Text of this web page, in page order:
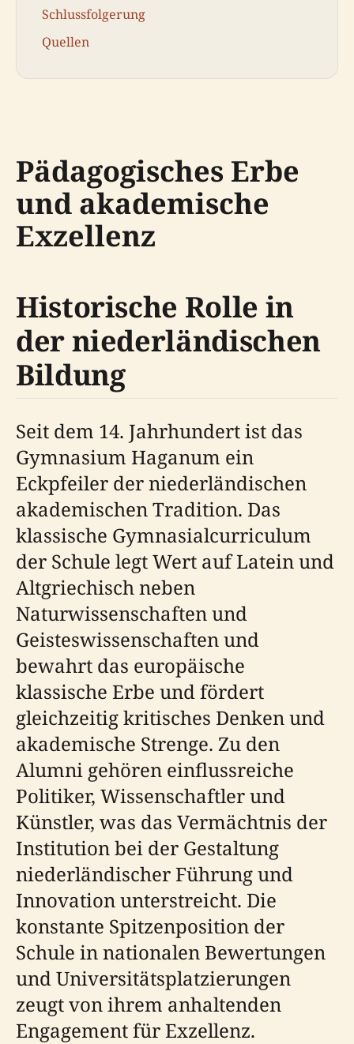
Schlussfolgerung
Quellen
Pädagogisches Erbe
und akademische
Exzellenz
Historische Rolle in
der niederländischen
Bildung
Seit dem 14. Jahrhundert ist das
Gymnasium Haganum ein
Eckpfeiler der niederländischen
akademischen Tradition. Das
klassische Gymnasialcurriculum
der Schule legt Wert auf Latein und
Altgriechisch neben
Naturwissenschaften und
Geisteswissenschaften und
bewahrt das europäische
klassische Erbe und fördert
gleichzeitig kritisches Denken und
akademische Strenge. Zu den
Alumni gehören einflussreiche
Politiker, Wissenschaftler und
Künstler, was das Vermächtnis der
Institution bei der Gestaltung
niederländischer Führung und
Innovation unterstreicht. Die
konstante Spitzenposition der
Schule in nationalen Bewertungen
und Universitätsplatzierungen
zeugt von ihrem anhaltenden
Engagement für Exzellenz.